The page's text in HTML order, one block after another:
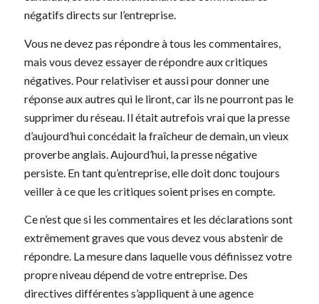
négatifs directs sur l’entreprise.
Vous ne devez pas répondre à tous les commentaires,
mais vous devez essayer de répondre aux critiques
négatives. Pour relativiser et aussi pour donner une
réponse aux autres qui le liront, car ils ne pourront pas le
supprimer du réseau. Il était autrefois vrai que la presse
d’aujourd’hui concédait la fraîcheur de demain, un vieux
proverbe anglais. Aujourd’hui, la presse négative
persiste. En tant qu’entreprise, elle doit donc toujours
veiller à ce que les critiques soient prises en compte.
Ce n’est que si les commentaires et les déclarations sont
extrêmement graves que vous devez vous abstenir de
répondre. La mesure dans laquelle vous définissez votre
propre niveau dépend de votre entreprise. Des
directives différentes s’appliquent à une agence